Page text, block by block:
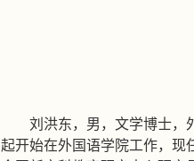
刘洪东，男，文学博士，
起开始在外国语学院工作，现